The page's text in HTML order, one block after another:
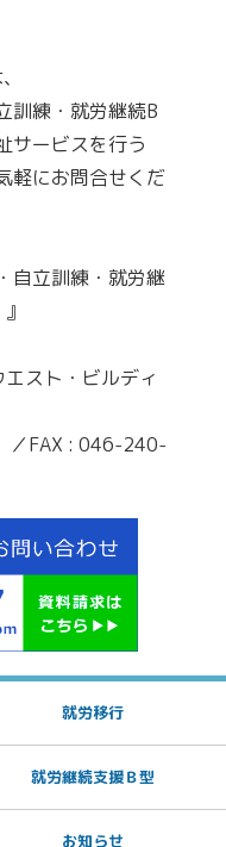
訓練・就労継続B
サービスを行う
軽にお問合せくだ
自立訓練・就労継
スト・ビルディ
／FAX : 046-240-
就労移行
就労継続支援Ｂ型
お知らせ